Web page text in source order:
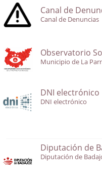
Canal de
Canal de Denuncias
Observatorio
Municipio de La
DNI electrónico
DNI electrónico
Diputación de
Diputación de